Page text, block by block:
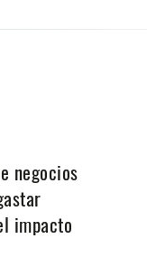
negocios
impacto